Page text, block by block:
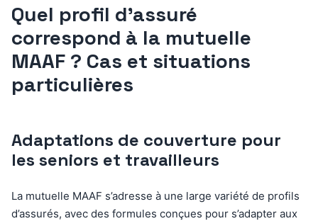
Quel profil d’assuré
correspond à la mutuelle
MAAF ? Cas et situations
particulières
Adaptations de couverture pour
les seniors et travailleurs
La mutuelle MAAF s’adresse à une large variété de profils
d’assurés, avec des formules conçues pour s’adapter aux